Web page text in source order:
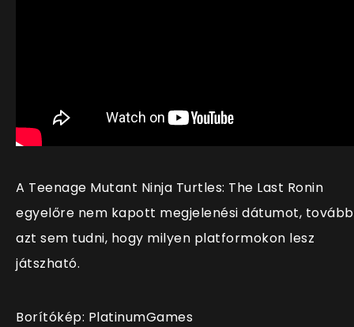
A Teenage Mutant Ninja Turtles: The Last Ronin
egyelőre nem kapott megjelenési dátumot,
azt sem tudni, hogy milyen platformokon lesz
játszható.
Borítókép: PlatinumGames